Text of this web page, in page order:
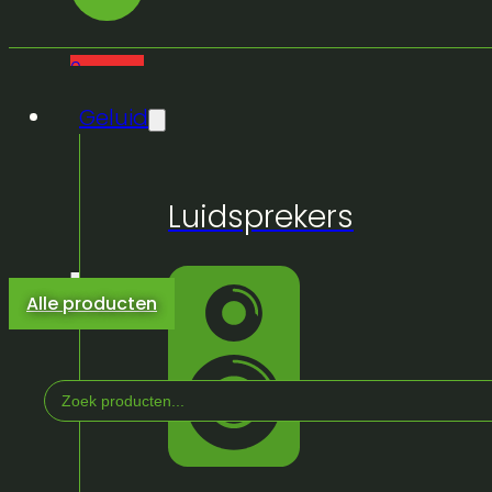
0
Geluid
Luidsprekers
Alle producten
Search
...
/ Winkel/Licht & Effeckten